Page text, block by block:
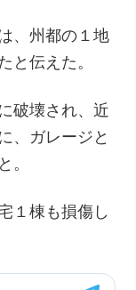
、州都の１地
と伝えた。
破壊され、近
、ガレージと
。
１棟も損傷し